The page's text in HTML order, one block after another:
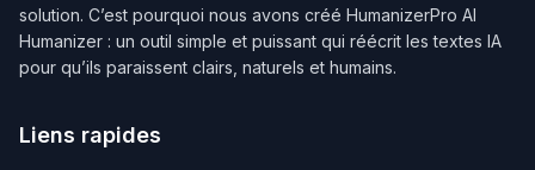
solution. C’est pourquoi nous avons créé HumanizerPro AI
Humanizer : un outil simple et puissant qui réécrit les textes IA
pour qu’ils paraissent clairs, naturels et humains.
Liens rapides